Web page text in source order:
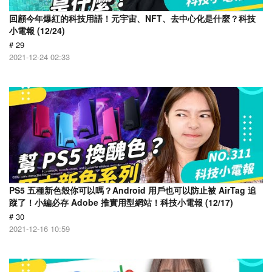
回顧今年爆紅的科技用語！元宇宙、NFT、去中心化是什麼？科技
小電報 (12/24)
# 29
2021-12-24 02:33
PS5 五種新色殼你可以嗎？Android 用戶也可以防止被 AirTag 追
蹤了！小編必存 Adobe 推實用型網站！科技小電報 (12/17)
# 30
2021-12-16 10:59